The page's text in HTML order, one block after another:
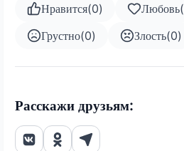
Нравится(0) Любовь(
Грустно(0) Злость(0)
Расскажи друзьям: